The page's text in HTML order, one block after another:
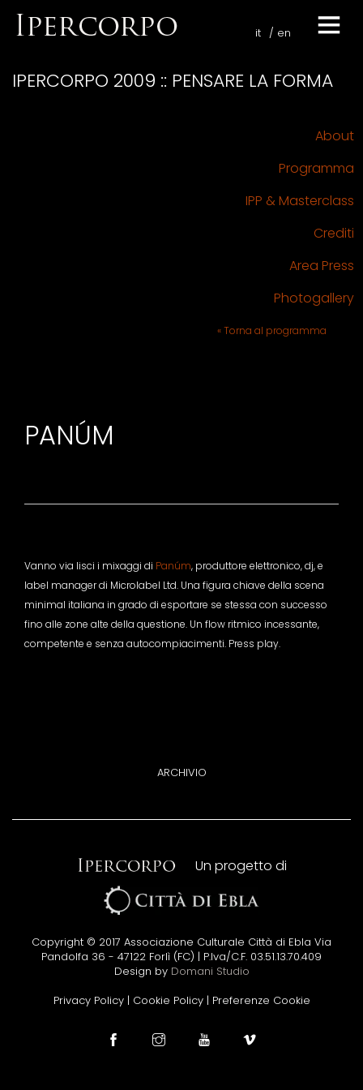
it en
IPERCORPO 2009 :: PENSARE LA FORMA
About
Programma
IPP & Masterclass
Crediti
Area Press
Photogallery
« Torna al programma
PANÚM
Vanno via lisci i mixaggi di Panúm, produttore elettronico, dj, e
label manager di Microlabel Ltd. Una figura chiave della scena
minimal italiana in grado di esportare se stessa con successo
fino alle zone alte della questione. Un flow ritmico incessante,
competente e senza autocompiacimenti. Press play.
ARCHIVIO
Un progetto di
Copyright © 2017 Associazione Culturale Città di Ebla Via
Pandolfa 36 - 47122 Forlì (FC) | P.Iva/C.F. 03.51.13.70.409
Design by Domani Studio
Privacy Policy| Cookie Policy| Preferenze Cookie